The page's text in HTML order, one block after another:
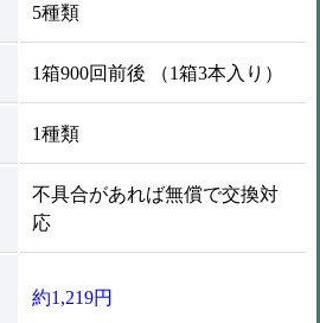
5種類
1箱900回前後 （1箱3本入り）
1種類
不具合があれば無償で交換対
応
約1,219円